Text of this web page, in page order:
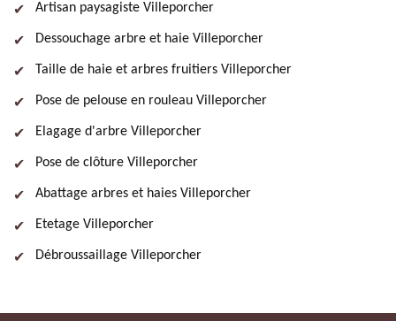
Artisan paysagiste Villeporcher
Dessouchage arbre et haie Villeporcher
Taille de haie et arbres fruitiers Villeporcher
Pose de pelouse en rouleau Villeporcher
Elagage d'arbre Villeporcher
Pose de clôture Villeporcher
Abattage arbres et haies Villeporcher
Etetage Villeporcher
Débroussaillage Villeporcher